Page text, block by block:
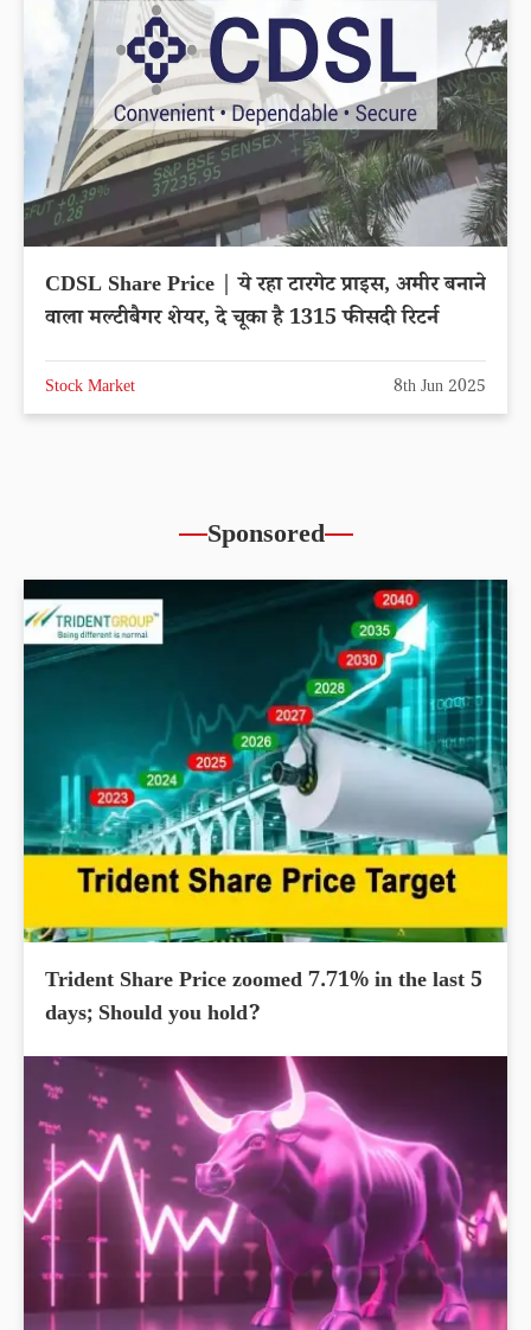
CDSL Share Price | ये रहा टारगेट प्राइस, अमीर बनाने
वाला मल्टीबैगर शेयर, दे चूका है 1315 फीसदी रिटर्न
Stock Market 8th Jun 2025
Sponsored
Trident Share Price zoomed 7.71% in the last 5
days; Should you hold?